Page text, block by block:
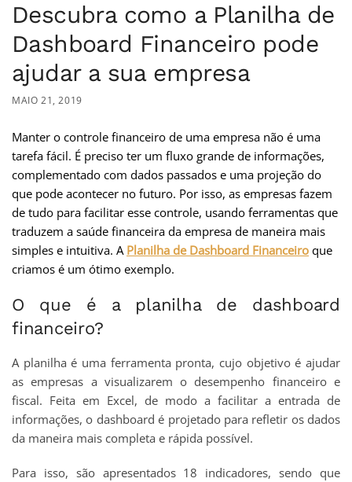
Descubra como a Planilha de
Dashboard Financeiro pode
ajudar a sua empresa
MAIO 21, 2019
Manter o controle financeiro de uma empresa não é uma
tarefa fácil. É preciso ter um fluxo grande de informações,
complementado com dados passados e uma projeção do
que pode acontecer no futuro. Por isso, as empresas fazem
de tudo para facilitar esse controle, usando ferramentas que
traduzem a saúde financeira da empresa de maneira mais
simples e intuitiva. A Planilha de Dashboard Financeiro que
criamos é um ótimo exemplo.
O que é a planilha de dashboard
financeiro?
A planilha é uma ferramenta pronta, cujo objetivo é ajudar
as empresas a visualizarem o desempenho financeiro e
fiscal. Feita em Excel, de modo a facilitar a entrada de
informações, o dashboard é projetado para refletir os dados
da maneira mais completa e rápida possível.
Para isso, são apresentados 18 indicadores, sendo que